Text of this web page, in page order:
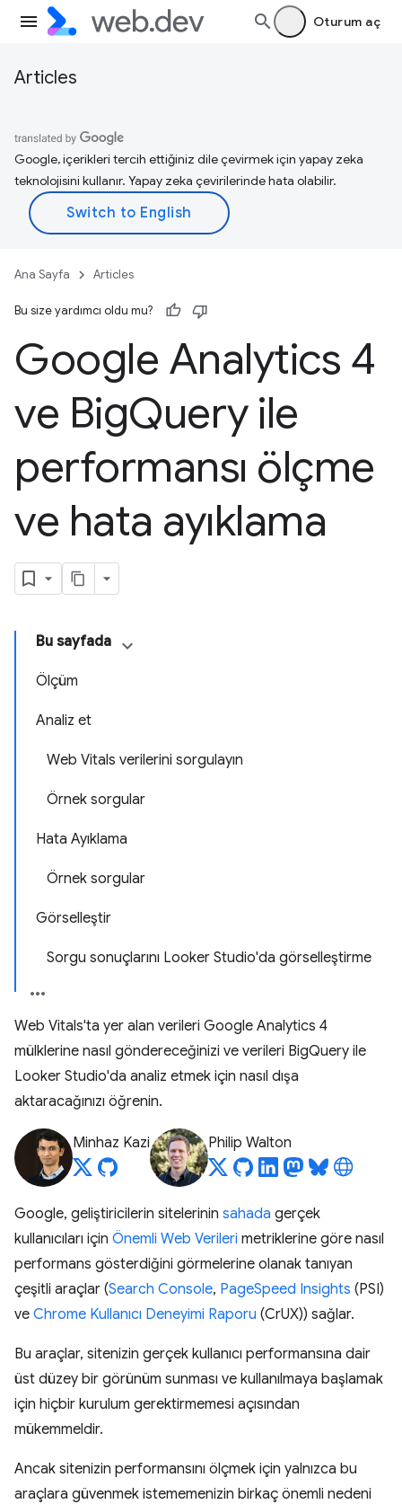
Oturum aç
Articles
Google, içerikleri tercih ettiğiniz dile çevirmek için yapay zeka
teknolojisini kullanır. Yapay zeka çevirilerinde hata olabilir.
Ana Sayfa Articles
Bu size yardımcı oldu mu?
Google Analytics 4
ve BigQuery ile
performansı ölçme
ve hata ayıklama
Bu sayfada
Ölçüm
Analiz et
Web Vitals verilerini sorgulayın
Örnek sorgular
Hata Ayıklama
Örnek sorgular
Görselleştir
Sorgu sonuçlarını Looker Studio'da görselleştirme
Web Vitals'ta yer alan verileri Google Analytics 4
mülklerine nasıl göndereceğinizi ve verileri BigQuery ile
Looker Studio'da analiz etmek için nasıl dışa
aktaracağınızı öğrenin.
Minhaz Kazi Philip Walton
Google, geliştiricilerin sitelerinin sahada gerçek
kullanıcıları için Önemli Web Verileri metriklerine göre nasıl
performans gösterdiğini görmelerine olanak tanıyan
çeşitli araçlar (Search Console, PageSpeed Insights (PSI)
ve Chrome Kullanıcı Deneyimi Raporu (CrUX)) sağlar.
Bu araçlar, sitenizin gerçek kullanıcı performansına dair
üst düzey bir görünüm sunması ve kullanılmaya başlamak
için hiçbir kurulum gerektirmemesi açısından
mükemmeldir.
Ancak sitenizin performansını ölçmek için yalnızca bu
araçlara güvenmek istememenizin birkaç önemli nedeni